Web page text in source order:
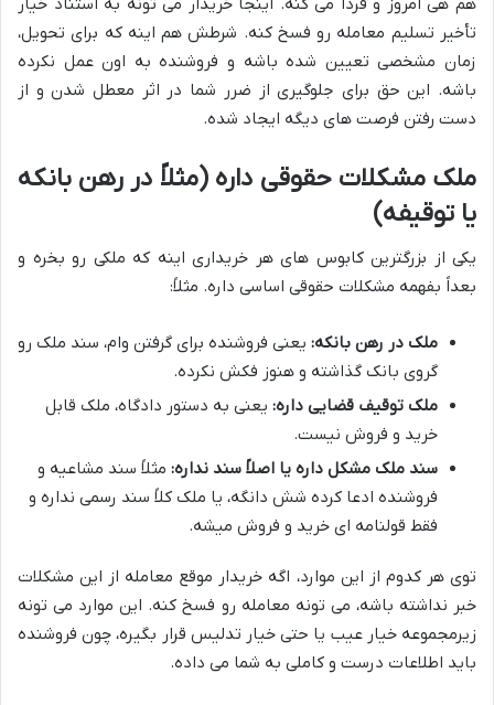
تأخیر تسلیم معامله رو فسخ کنه. شرطش هم اینه که برای تحویل،
زمان مشخصی تعیین شده باشه و فروشنده به اون عمل نکرده
باشه. این حق برای جلوگیری از ضرر شما در اثر معطل شدن و از
دست رفتن فرصت های دیگه ایجاد شده.
ملک مشکلات حقوقی داره (مثلاً در رهن بانکه
یا توقیفه)
یکی از بزرگترین کابوس های هر خریداری اینه که ملکی رو بخره و
بعداً بفهمه مشکلات حقوقی اساسی داره. مثلاً:
ملک در رهن بانکه: یعنی فروشنده برای گرفتن وام، سند ملک رو
گروی بانک گذاشته و هنوز فکش نکرده.
ملک توقیف قضایی داره: یعنی به دستور دادگاه، ملک قابل
خرید و فروش نیست.
سند ملک مشکل داره یا اصلاً سند نداره: مثلاً سند مشاعیه و
فروشنده ادعا کرده شش دانگه، یا ملک کلاً سند رسمی نداره و
فقط قولنامه ای خرید و فروش میشه.
توی هر کدوم از این موارد، اگه خریدار موقع معامله از این مشکلات
خبر نداشته باشه، می تونه معامله رو فسخ کنه. این موارد می تونه
زیرمجموعه خیار عیب یا حتی خیار تدلیس قرار بگیره، چون فروشنده
باید اطلاعات درست و کاملی به شما می داده.